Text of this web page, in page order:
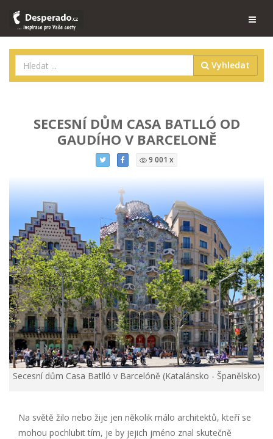
Vyhledat
SECESNÍ DŮM CASA BATLLÓ OD
GAUDÍHO V BARCELONĚ
9 001 x
Secesní dům Casa Batlló v Barcelóně (Katalánsko - Španělsko)
Na světě žilo nebo žije jen několik málo architektů, kteří se
mohou pochlubit tím, je by jejich jméno znal skutečně